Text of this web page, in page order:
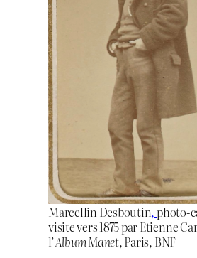
Marcellin Desboutin,photo-
visite vers 1875 par Etienne
l’Album Manet, Paris, BNF